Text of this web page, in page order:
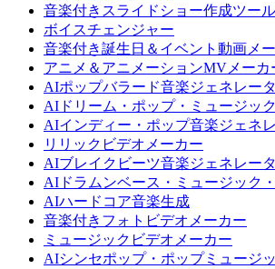
音楽付きスライドショー作成ツール
ボイスチェンジャー
音楽付き誕生日＆イベント動画メ
アニメ＆アニメーションMVメーカ
AIポップバラード音楽ジェネレー
AIドリーム・ポップ・ミュージッ
AIインディー・ポップ音楽ジェネ
リリックビデオメーカー
AIブレイクビーツ音楽ジェネレー
AIドラムンベース・ミュージック
AIハードコア音楽生成
音楽付きフォトビデオメーカー
ミュージックビデオメーカー
AIシンセポップ・ポップミュージ